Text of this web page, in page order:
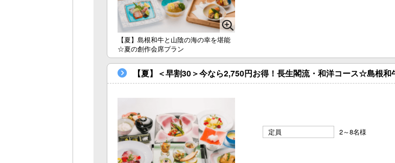
【夏】島根和牛と山陰の海の幸を堪能
☆夏の創作会席プラン
【夏】＜早割30＞今なら2,750円お得！長生閣流・和洋コース☆島根
定員 2～8名様